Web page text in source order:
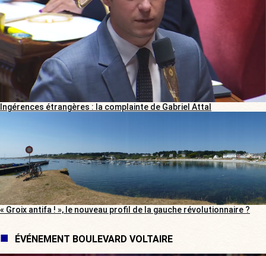
Ingérences étrangères : la complainte de Gabriel Attal
« Groix antifa ! », le nouveau profil de la gauche révolutionnaire ?
ÉVÉNEMENT BOULEVARD VOLTAIRE